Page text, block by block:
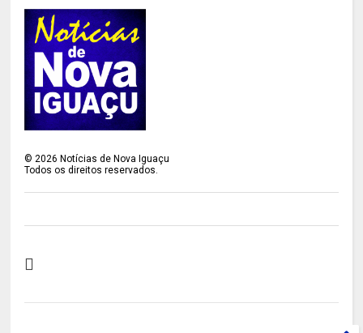
©2026 Notícias de Nova Iguaçu
Todos os direitos reservados.